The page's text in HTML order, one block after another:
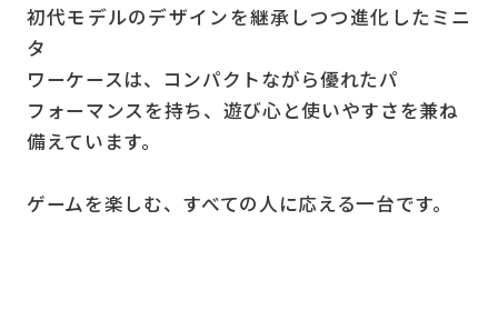
初代モデルのデザインを継承しつつ進化したミニ
タ
ワーケースは、コンパクトながら優れたパ
フォーマンスを持ち、遊び心と使いやすさを兼ね
備えています。
ゲームを楽しむ、すべての人に応える一台です。